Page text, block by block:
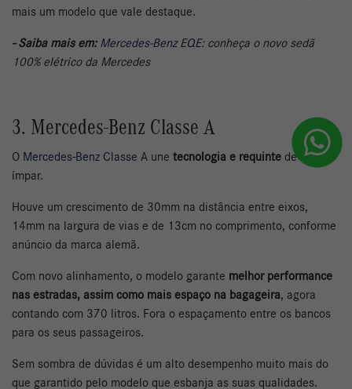
mais um modelo que vale destaque.
- Saiba mais em: Mercedes-Benz EQE: conheça o novo sedã
100% elétrico da Mercedes
3. Mercedes-Benz Classe A
O Mercedes-Benz Classe A une tecnologia e requinte de modo
ímpar.
Houve um crescimento de 30mm na distância entre eixos,
14mm na largura de vias e de 13cm no comprimento, conforme
anúncio da marca alemã.
Com novo alinhamento, o modelo garante melhor performance
nas estradas, assim como mais espaço na bagageira, agora
contando com 370 litros. Fora o espaçamento entre os bancos
para os seus passageiros.
Sem sombra de dúvidas é um alto desempenho muito mais do
que garantido pelo modelo que esbanja as suas qualidades.